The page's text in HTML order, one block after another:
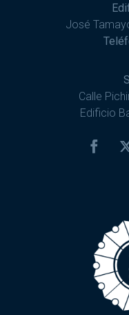
José
Calle
Edificio